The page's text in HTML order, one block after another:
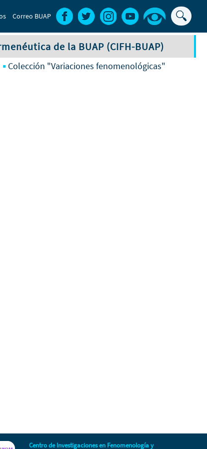
Buscar
Correo BUAP
de la BUAP (CIFH-BUAP)
Colección "Variaciones fenomenológicas"
Centro de Investigaciones en Fenomenología y